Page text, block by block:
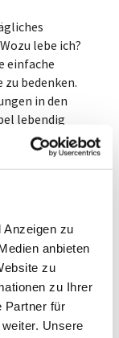
Anzeigen zu
anbieten
zu
zu Ihrer
Partner für
Unsere
lebe ich?
einfache
bedenken.
in den
lebendig
sich mit
sie zu
er
erfahren
nach